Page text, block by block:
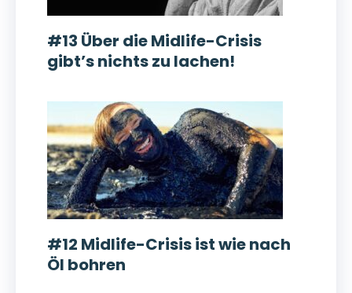
#13 Über die Midlife-Crisis
gibt’s nichts zu lachen!
#12 Midlife-Crisis ist wie nach
Öl bohren